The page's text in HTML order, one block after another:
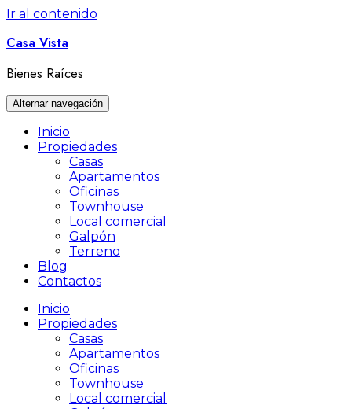
Ir al contenido
Casa Vista
Bienes Raíces
Alternar navegación
Inicio
Propiedades
Casas
Apartamentos
Oficinas
Townhouse
Local comercial
Galpón
Terreno
Blog
Contactos
Inicio
Propiedades
Casas
Apartamentos
Oficinas
Townhouse
Local comercial